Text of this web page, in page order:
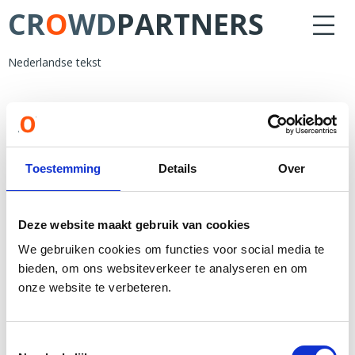
Toestemming Details Over
Deze website maakt gebruik van cookies
We gebruiken cookies om functies voor social media te
bieden, om ons websiteverkeer te analyseren en om
onze website te verbeteren.
CROWDPARTNERS
Nederlandse tekst
Algemene
PARTNERS
Crowdbricks
NIEUWS